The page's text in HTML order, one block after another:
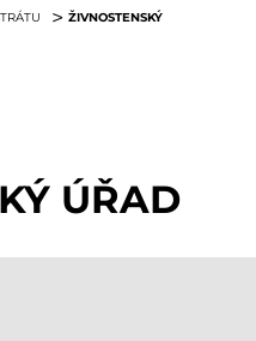
ŽIVNOSTENSKÝ
ÚŘAD